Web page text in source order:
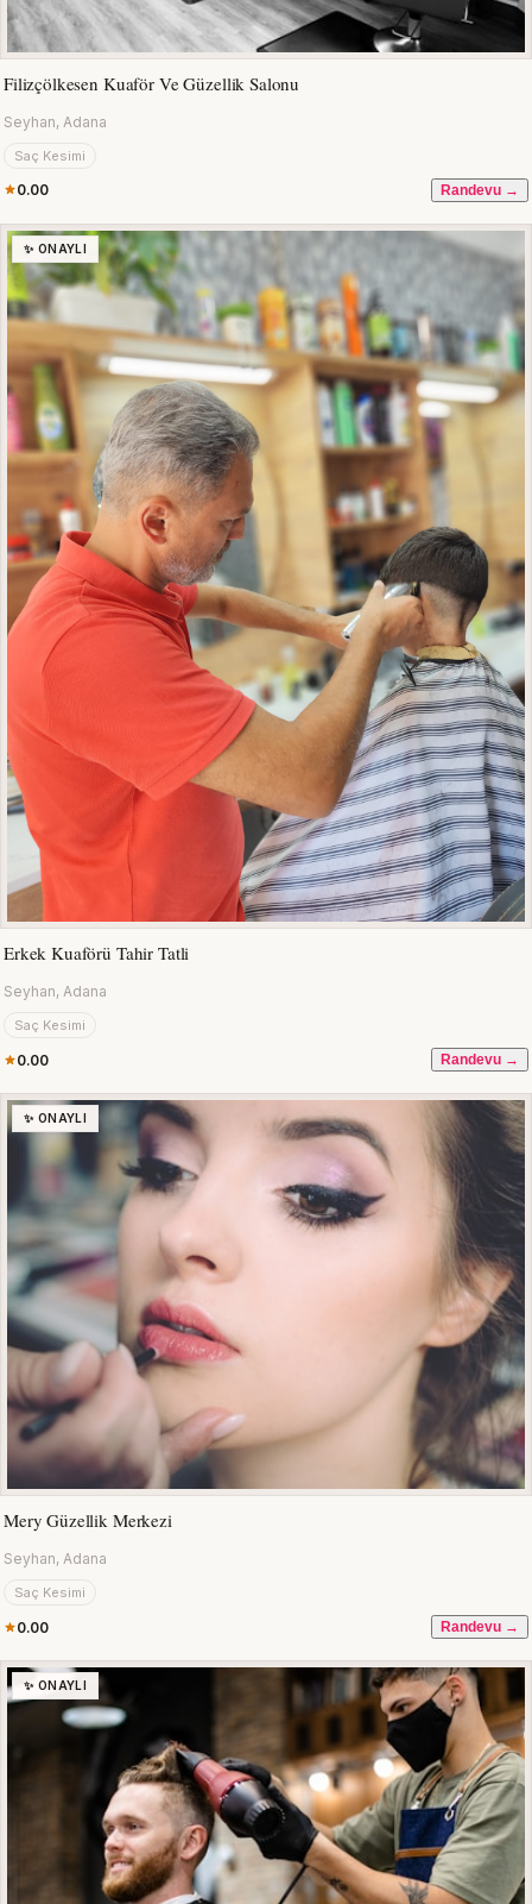
Filizçölkesen Kuaför Ve Güzellik Salonu
Seyhan, Adana
Saç Kesimi
0.00 Randevu →
✨ ONAYLI
Erkek Kuaförü Tahir Tatli
Seyhan, Adana
Saç Kesimi
0.00 Randevu →
✨ ONAYLI
Mery Güzellik Merkezi
Seyhan, Adana
Saç Kesimi
0.00 Randevu →
✨ ONAYLI